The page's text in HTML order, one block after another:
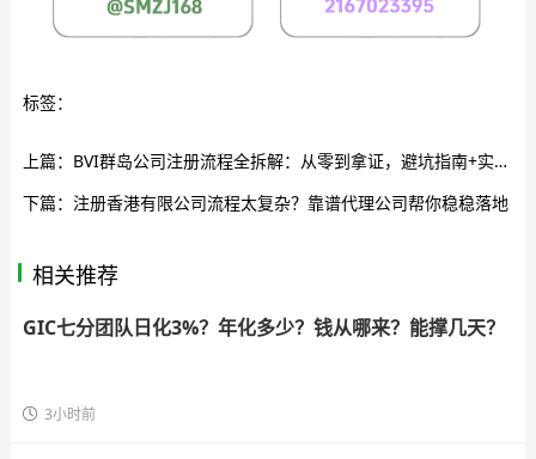
标签：
上篇： BVI群岛公司注册流程全拆解：从零到拿证，避坑指南+实操节奏表
下篇： 注册香港有限公司流程太复杂？靠谱代理公司帮你稳稳落地
相关推荐
GIC七分团队日化3%？年化多少？钱从哪来？能撑几天？
3小时前